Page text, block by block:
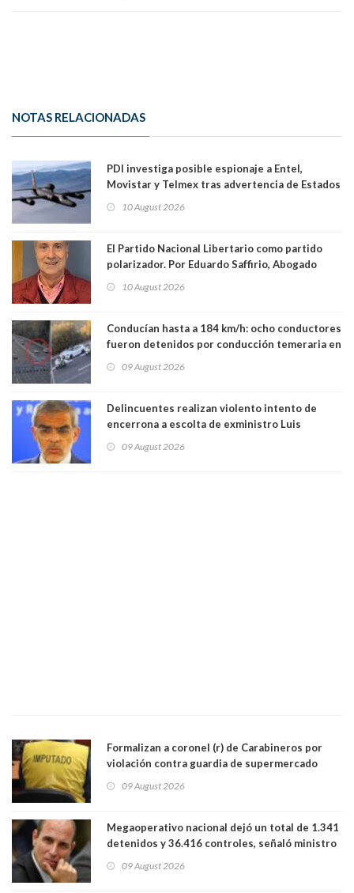
NOTAS RELACIONADAS
PDI investiga posible espionaje a Entel,
Movistar y Telmex tras advertencia de Estados
10 August 2026
El Partido Nacional Libertario como partido
polarizador. Por Eduardo Saffirio, Abogado
10 August 2026
Conducían hasta a 184 km/h: ocho conductores
fueron detenidos por conducción temeraria en
09 August 2026
Delincuentes realizan violento intento de
encerrona a escolta de exministro Luis
Lo Espejo
09 August 2026
Formalizan a coronel (r) de Carabineros por
violación contra guardia de supermercado
09 August 2026
Megaoperativo nacional dejó un total de 1.341
detenidos y 36.416 controles, señaló ministro
09 August 2026